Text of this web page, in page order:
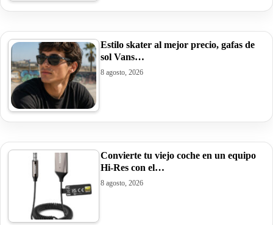
Estilo skater al mejor precio, gafas de
sol Vans…
8 agosto, 2026
Convierte tu viejo coche en un equipo
Hi-Res con el…
8 agosto, 2026